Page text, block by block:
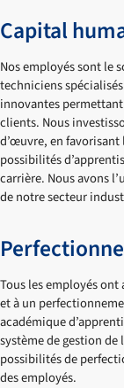
Capital
Nos employés sont le
techniciens
innovantes
clients. Nous
d’œuvre, en favorisant
possibilités
carrière. Nous avons
de notre secteur
Tous les employés ont
et à un
académique
système de gestion de
possibilités de
des employés.